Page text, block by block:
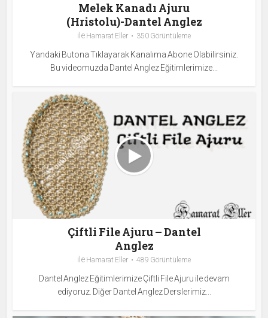
Melek Kanadı Ajuru
(Hristolu)-Dantel Anglez
ile Hamarat Eller 350 Görüntüleme
Yandaki Butona Tıklayarak Kanalıma Abone Olabilirsiniz.
Bu videomuzda Dantel Anglez Eğitimlerimize...
Çiftli File Ajuru – Dantel
Anglez
ile Hamarat Eller 489 Görüntüleme
Dantel Anglez Eğitimlerimize Çiftli File Ajuru ile devam
ediyoruz. Diğer Dantel Anglez Derslerimiz...